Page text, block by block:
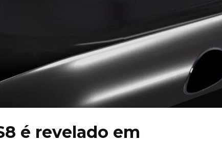
é revelado em